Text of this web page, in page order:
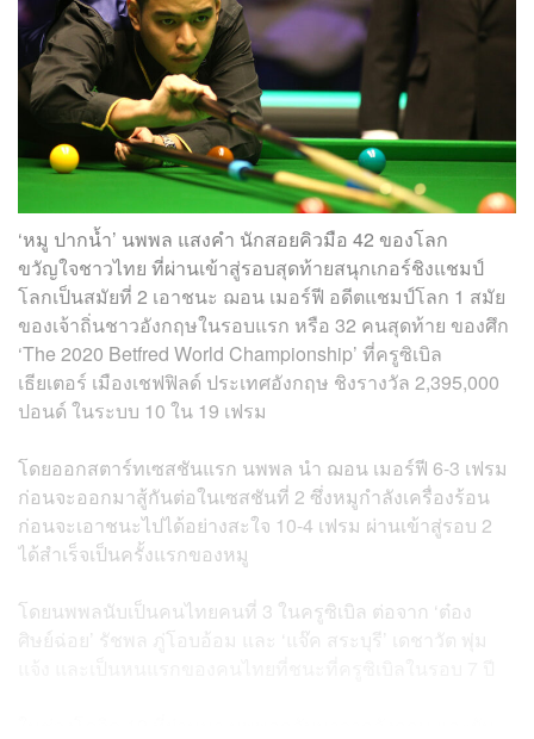
‘หมู ปากน้ำ’ นพพล แสงคำ นักสอยคิวมือ 42 ของโลก
ขวัญใจชาวไทย ที่ผ่านเข้าสู่รอบสุดท้ายสนุกเกอร์ชิงแชมป์
โลกเป็นสมัยที่ 2 เอาชนะ ฌอน เมอร์ฟี อดีตแชมป์โลก 1 สมัย
ของเจ้าถิ่นชาวอังกฤษในรอบแรก หรือ 32 คนสุดท้าย ของศึก
‘The 2020 Betfred World Championship’ ที่ครูซิเบิล
เธียเตอร์ เมืองเชฟฟิลด์ ประเทศอังกฤษ ชิงรางวัล 2,395,000
ปอนด์ ในระบบ 10 ใน 19 เฟรม
โดยออกสตาร์ทเซสชันแรก นพพล นำ ฌอน เมอร์ฟี 6-3 เฟรม
ก่อนจะออกมาสู้กันต่อในเซสชันที่ 2 ซึ่งหมูกำลังเครื่องร้อน
ก่อนจะเอาชนะไปได้อย่างสะใจ 10-4 เฟรม ผ่านเข้าสู่รอบ 2
ได้สำเร็จเป็นครั้งแรกของหมู
โดยนพพลนับเป็นคนไทยคนที่ 3 ในครูซิเบิล ต่อจาก ‘ต๋อง
ศิษย์ฉ่อย’ รัชพล ภู่โอบอ้อม และ ‘แจ๊ค สระบุรี’ เดชาวัต พุ่ม